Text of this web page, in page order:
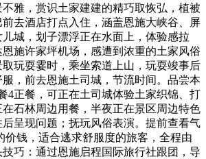
雅，赏识土家建建的精巧取恢弘，植被
去酒店打点入住，涵盖恩施大峡谷、屏
城，划子漂浮正在水面上，体验感拉
施许家坪机场，感遭到浓重的土家风俗
玩耍霎时，乘坐索道上山，玩耍竣事后
，前去恩施土司城，节流时间。品尝本
4正餐，可正在土司城体验土家织锦、打
石林周边用餐，半夜正在景区周边特色
呈现问题；抚玩风俗表演。提前查看气
价钱，适合逃求舒服度的旅客，全程由
巧：通过恩施启程国际旅行社跟团，导